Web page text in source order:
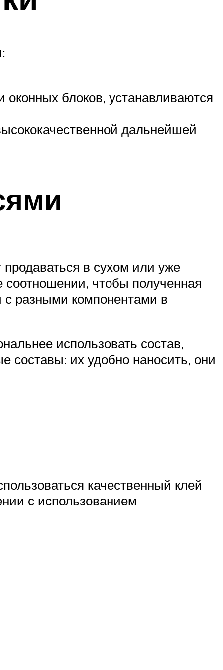
блоков, устанавливаются
дальнейшей
в сухом или уже
соотношении, чтобы полученная
разными компонентами в
использовать состав,
составы: их удобно наносить, они
качественный клей
с использованием